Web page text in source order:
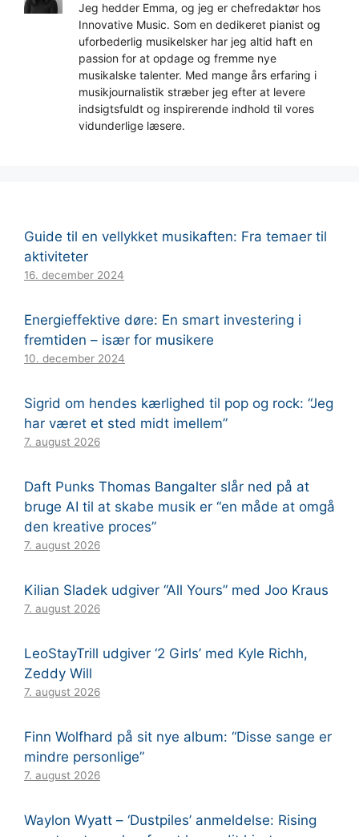
Jeg hedder Emma, og jeg er chefredaktør hos
Innovative Music. Som en dedikeret pianist og
uforbederlig musikelsker har jeg altid haft en
passion for at opdage og fremme nye
musikalske talenter. Med mange års erfaring i
musikjournalistik stræber jeg efter at levere
indsigtsfuldt og inspirerende indhold til vores
vidunderlige læsere.
Guide til en vellykket musikaften: Fra temaer til
aktiviteter
16. december 2024
Energieffektive døre: En smart investering i
fremtiden – især for musikere
10. december 2024
Sigrid om hendes kærlighed til pop og rock: “Jeg
har været et sted midt imellem”
7. august 2026
Daft Punks Thomas Bangalter slår ned på at
bruge AI til at skabe musik er “en måde at omgå
den kreative proces”
7. august 2026
Kilian Sladek udgiver “All Yours” med Joo Kraus
7. august 2026
LeoStayTrill udgiver ‘2 Girls’ med Kyle Richh,
Zeddy Will
7. august 2026
Finn Wolfhard på sit nye album: “Disse sange er
mindre personlige”
7. august 2026
Waylon Wyatt – ‘Dustpiles’ anmeldelse: Rising